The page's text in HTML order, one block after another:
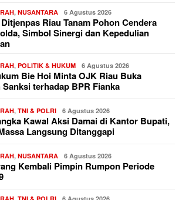
, NUSANTARA 6 Agustus 2026
Riau Tanam Pohon Cendera
Simbol Sinergi dan Kepedulian
, POLITIK & HUKUM 6 Agustus 2026
Bie Hoi Minta OJK Riau Buka
Sanksi terhadap BPR Fianka
, TNI & POLRI 6 Agustus 2026
Kawal Aksi Damai di Kantor Bupati,
Langsung Ditanggapi
, NUSANTARA 6 Agustus 2026
Kembali Pimpin Rumpon Periode